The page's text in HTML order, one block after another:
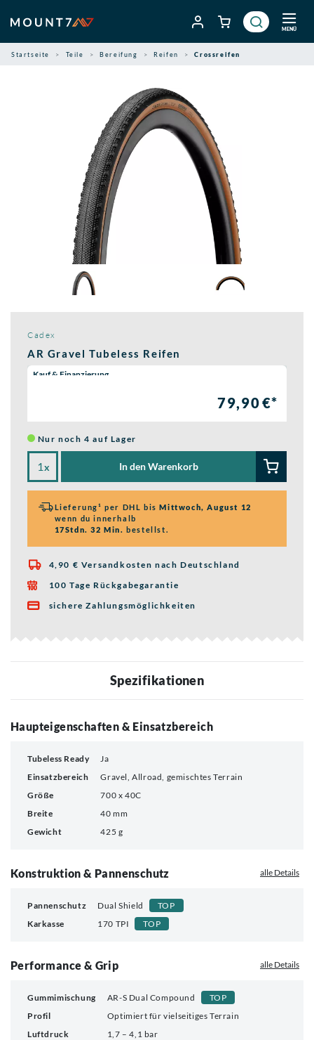
Inhalt
springen
MENÜ
Startseite Teile Bereifung Reifen Crossreifen
Cadex
AR Gravel Tubeless Reifen
Wähle eine Preisoption:
Kauf & Finanzierung
79,90 €*
Nur noch 4 auf Lager
x In den Warenkorb
Lieferung¹ per DHL bisMittwoch, August 12
wenn du innerhalb
17Stdn. 32 Min. bestellst.
 4,90 € Versandkosten nach Deutschland
 100 Tage Rückgabegarantie
 sichere Zahlungsmöglichkeiten
Spezifikationen
Haupteigenschaften & Einsatzbereich
Tubeless Ready
Ja
Einsatzbereich
Gravel, Allroad, gemischtes Terrain
Größe
700 x 40C
Breite
40 mm
Gewicht
425 g
Konstruktion & Pannenschutz alle Details
Pannenschutz Dual Shield
TOP
Karkasse
170 TPI TOP
Performance & Grip alle Details
Gummimischung AR-S Dual Compound
TOP
Profil
Optimiert für vielseitiges Terrain
Luftdruck
1,7 – 4,1 bar